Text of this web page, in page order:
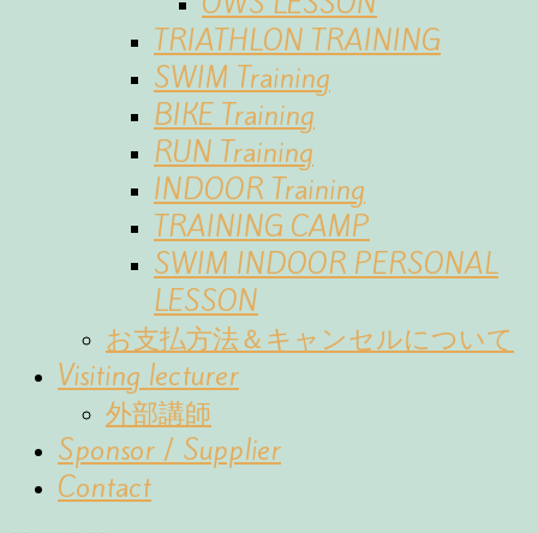
TRIATHLON TRAINING
SWIM Training
BIKE Training
RUN Training
INDOOR Training
TRAINING CAMP
SWIM INDOOR PERSONAL
LESSON
お支払方法＆キャンセルについて
Visiting lecturer
外部講師
Sponsor / Supplier
Contact